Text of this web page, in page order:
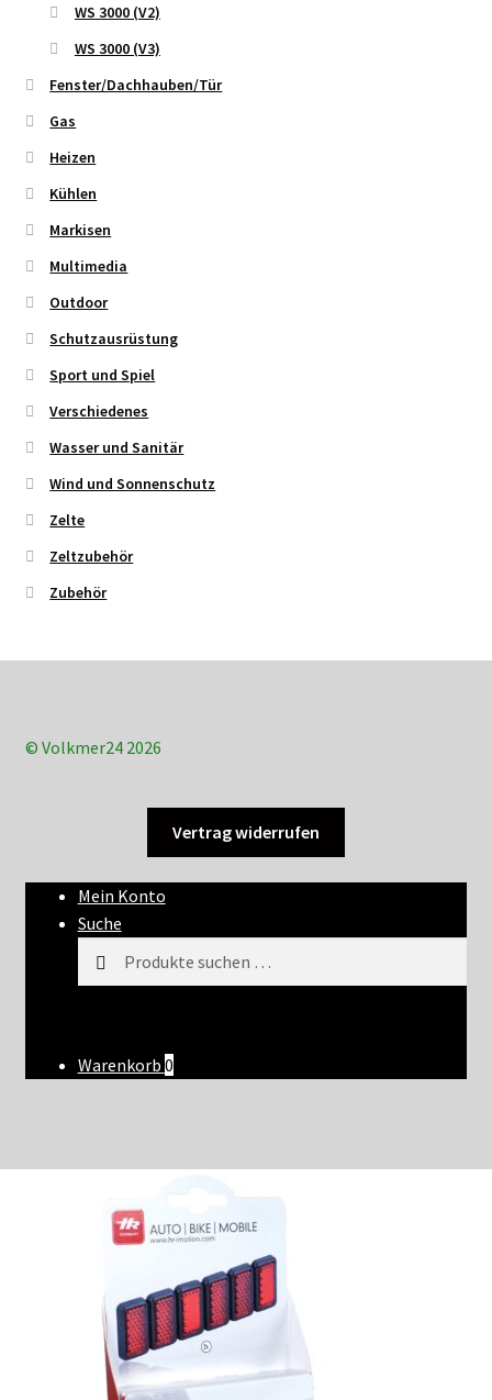
WS 3000 (V2)
WS 3000 (V3)
Fenster/Dachhauben/Tür
Gas
Heizen
Kühlen
Markisen
Multimedia
Outdoor
Schutzausrüstung
Sport und Spiel
Verschiedenes
Wasser und Sanitär
Wind und Sonnenschutz
Zelte
Zeltzubehör
Zubehör
© Volkmer24 2026
Vertrag widerrufen
Mein Konto
Suche
nach:
Warenkorb 0